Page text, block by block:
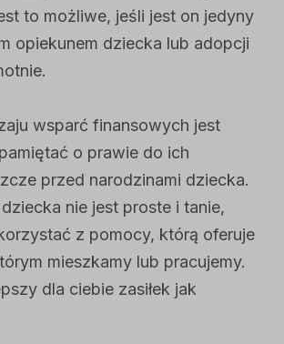
to możliwe, jeśli jest on jedyny
opiekunem dziecka lub adopcji
wsparć finansowych jest
o prawie do ich
przed narodzinami dziecka.
nie jest proste i tanie,
z pomocy, którą oferuje
mieszkamy lub pracujemy.
dla ciebie zasiłek jak